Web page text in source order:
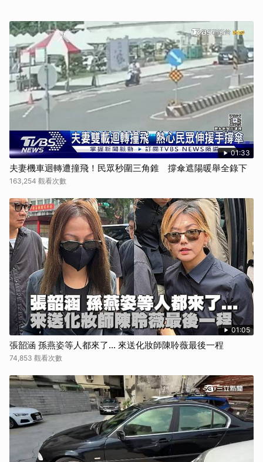
01:33
夫妻機車迴轉遭撞飛！民眾秒圍三角錐 撐傘遮陽暖舉全錄下
163,254 觀看次數
01:05
張韶涵 孫燕姿等人都來了... 來送化妝師陳聆薇最後一程
74,853 觀看次數